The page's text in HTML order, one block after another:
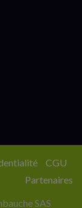
SAS
CGU
Partenaires